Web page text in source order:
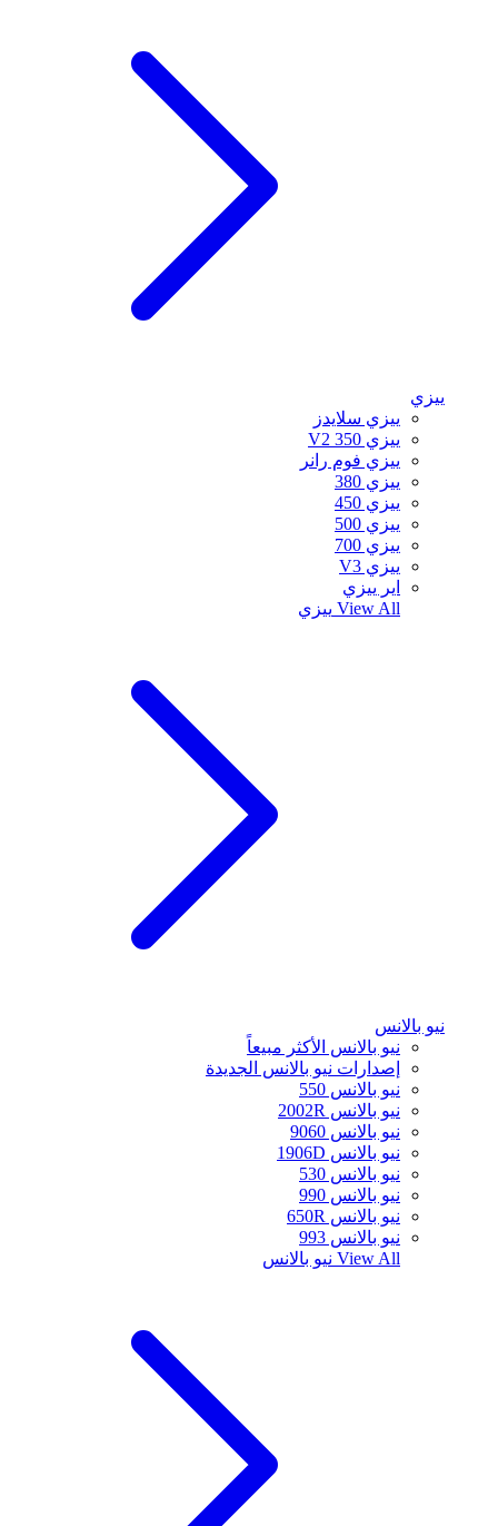
ييزي
ييزي سلايدز
ييزي 350 V2
ييزي فوم رانر
ييزي 380
ييزي 450
ييزي 500
ييزي 700
ييزي V3
اير ييزي
View All ييزي
نيو بالانس
نيو بالانس الأكثر مبيعاً
إصدارات نيو بالانس الجديدة
نيو بالانس 550
نيو بالانس 2002R
نيو بالانس 9060
نيو بالانس 1906D
نيو بالانس 530
نيو بالانس 990
نيو بالانس 650R
نيو بالانس 993
View All نيو بالانس